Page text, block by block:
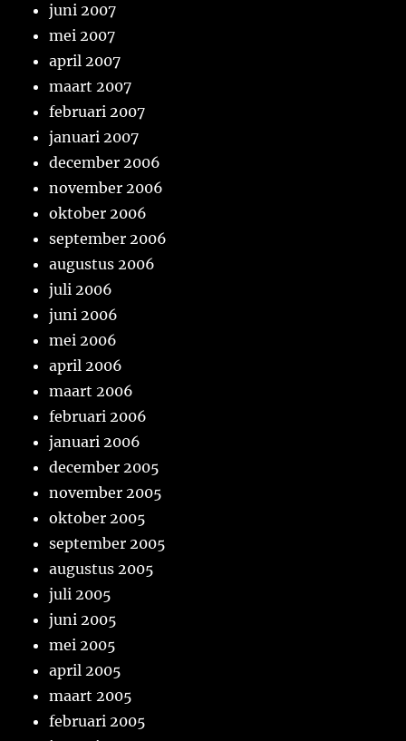
juni 2007
mei 2007
april 2007
maart 2007
februari 2007
januari 2007
december 2006
november 2006
oktober 2006
september 2006
augustus 2006
juli 2006
juni 2006
mei 2006
april 2006
maart 2006
februari 2006
januari 2006
december 2005
november 2005
oktober 2005
september 2005
augustus 2005
juli 2005
juni 2005
mei 2005
april 2005
maart 2005
februari 2005